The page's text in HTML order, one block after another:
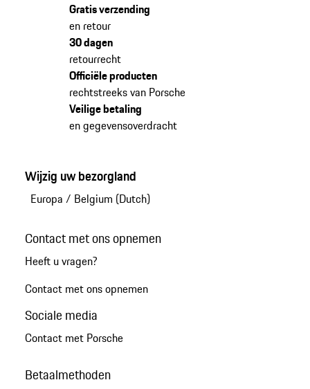
Gratis verzending
en retour
30 dagen
retourrecht
Officiële producten
rechtstreeks van Porsche
Veilige betaling
en gegevensoverdracht
Wijzig uw bezorgland
Europa / Belgium (Dutch)
Contact met ons opnemen
Heeft u vragen?
Contact met ons opnemen
Sociale media
Contact met Porsche
Betaalmethoden